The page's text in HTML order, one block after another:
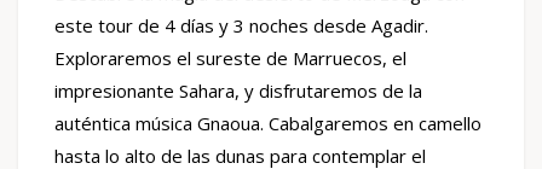
este tour de 4 días y 3 noches desde Agadir.
Exploraremos el sureste de Marruecos, el
impresionante Sahara, y disfrutaremos de la
auténtica música Gnaoua. Cabalgaremos en camello
hasta lo alto de las dunas para contemplar el